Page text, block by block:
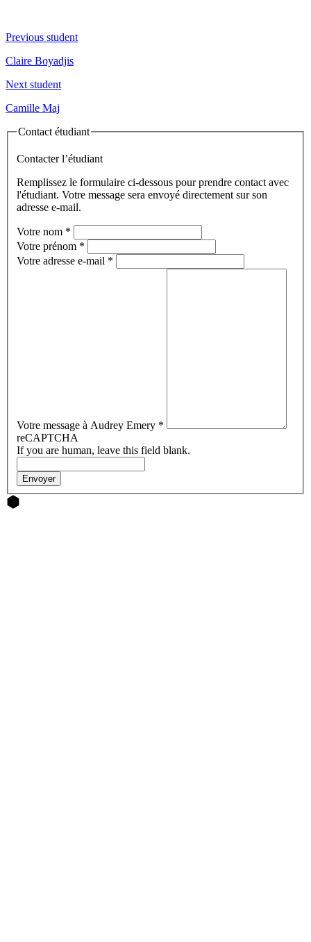
Previous student
Claire Boyadjis
Next student
Camille Maj
Contact étudiant
Contacter l’étudiant
Remplissez le formulaire ci-dessous pour prendre contact avec
l'étudiant. Votre message sera envoyé directement sur son
adresse e-mail.
Votre nom *
Votre prénom *
Votre adresse e-mail *
Votre message à Audrey Emery *
reCAPTCHA
If you are human, leave this field blank.
Envoyer